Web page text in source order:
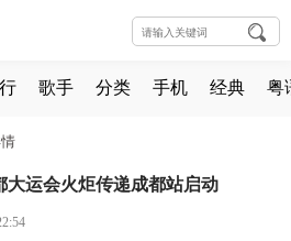
歌手 分类 手机 经典 粤
大运会火炬传递成都站启动